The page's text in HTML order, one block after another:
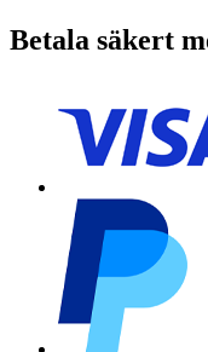
Betala säkert